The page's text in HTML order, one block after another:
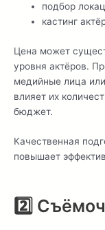
подбор
кастинг
Цена может
уровня актёров.
медийные лица
влияет их
бюджет.
Качественная
повышает
2️⃣